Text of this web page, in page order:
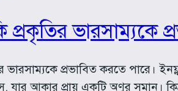
প্রকৃতির ভারসাম্যকে
ভারসাম্যকে প্রভাবিত করতে পারে।
যার আকার প্রায় একটি অণুর সমান।